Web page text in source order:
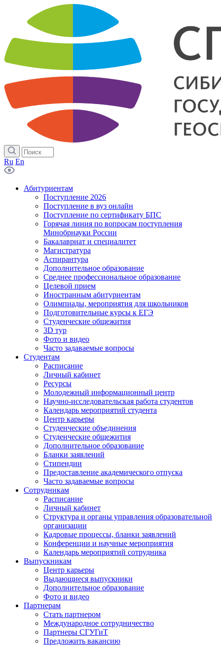
Ru En
Абитуриентам
Поступление 2026
Поступление в вуз онлайн
Поступление по сертификату БПС
Горячая линия по вопросам поступления
Минобрнауки России
Бакалавриат и специалитет
Магистратура
Аспирантура
Дополнительное образование
Среднее профессиональное образование
Целевой прием
Иностранным абитуриентам
Олимпиады, мероприятия для школьников
Подготовительные курсы к ЕГЭ
Студенческие общежития
3D тур
Фото и видео
Часто задаваемые вопросы
Студентам
Расписание
Личный кабинет
Ресурсы
Молодежный информационный центр
Научно-исследовательская работа студентов
Календарь мероприятий студента
Центр карьеры
Студенческие объединения
Студенческие общежития
Дополнительное образование
Бланки заявлений
Стипендии
Предоставление академического отпуска
Часто задаваемые вопросы
Сотрудникам
Расписание
Личный кабинет
Структура и органы управления образовательной
организации
Кадровые процессы, бланки заявлений
Конференции и научные мероприятия
Календарь мероприятий сотрудника
Выпускникам
Центр карьеры
Выдающиеся выпускники
Дополнительное образование
Фото и видео
Партнерам
Стать партнером
Международное сотрудничество
Партнеры СГУГиТ
Предложить вакансию